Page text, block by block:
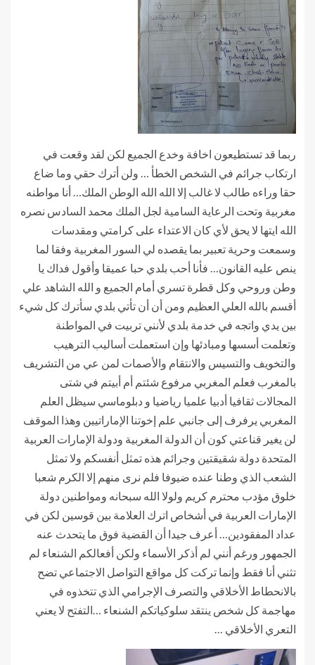
‏ربما قد تستطيعون اخافة وخدع الجميع لكن لقد وقعت في
ارتكاب جرائم في الشخص الخطأ … ولن أترك حقي وما ضاع
حقا وراءه طالب لا غالب إلا الله الله الوطن الملك… أنا مواطنه
مغربية وتحت الرعاية السامية لجل الملك محمد السادس نصره
الله ايتها لا يحق لأي كان الاعتداء على كرامتي ومقدسات
وسمعت وحرية تعبير بما يقصده لي السور المغربية وفقا لما
ينص عليه القانون… فأنا أحب بلدي حبا عميقا وأقول فداك يا
وطن وروحي وكل قطرة تسري أمام الجميع و الله الشاهد علي
أقسم بالله العلي العظيم ومن أن أن تأتي بلدي سأترك كل شيء
بين يدي واتجه في خدمة بلدي لأنني تربيت في المواطنة
وتعلمت أسسها ومبادئها وإن استعملت أساليب الترهيب
والتخويف والتسيس والانتقام والأصمات لمن عي من التشريف
بالمغرب فعلم المغربي مرفوع شئتم أم أبيتم في شتى
المجالات ثقافيا أدبيا علميا رياضيا و دبلوماسي سيظل العلم
المغربي يرفرف إلى جانبي علم إخوتنا الإماراتيين وهذا الموقف
لن يغير قناعتي كون أن الدولة المغربية ودولة الإمارات العربية
المتحدة دولة شقيقتين وجرائم هذه تمثل أنفسكم ولا تمثل
الشعب الذي وطنا عنده ضيوفا فلم نرى منهم إلا الكرم شعبا
خلوق مؤدب محترم كريم ولولا الله سبحانه ومواطنين دولة
الإمارات العربية في أشخاص اترك العلامة بين قوسين لكن في
عداد المفقودين… أعرف جيدا أن القضية فوق ما يتحدث عنه
الجمهور ورغم أنني لم أذكر الأسماء ولكن أفعالكم الشنعاء لم
تثني أنا فقط وإنما تركت كل مواقع التواصل الاجتماعي تضح
بالانحطاط الأخلاقي والتصرف الإجرامي الذي تتخذوه في
مهاجمة كل شخص ينتقد سلوكياتكم الشنعاء …التفتح لا يعني
التعري الأخلاقي …